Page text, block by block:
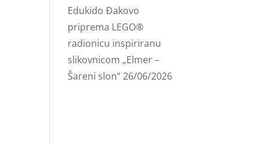
Edukido Đakovo
priprema LEGO®
radionicu inspiriranu
slikovnicom „Elmer –
Šareni slon“26/06/2026